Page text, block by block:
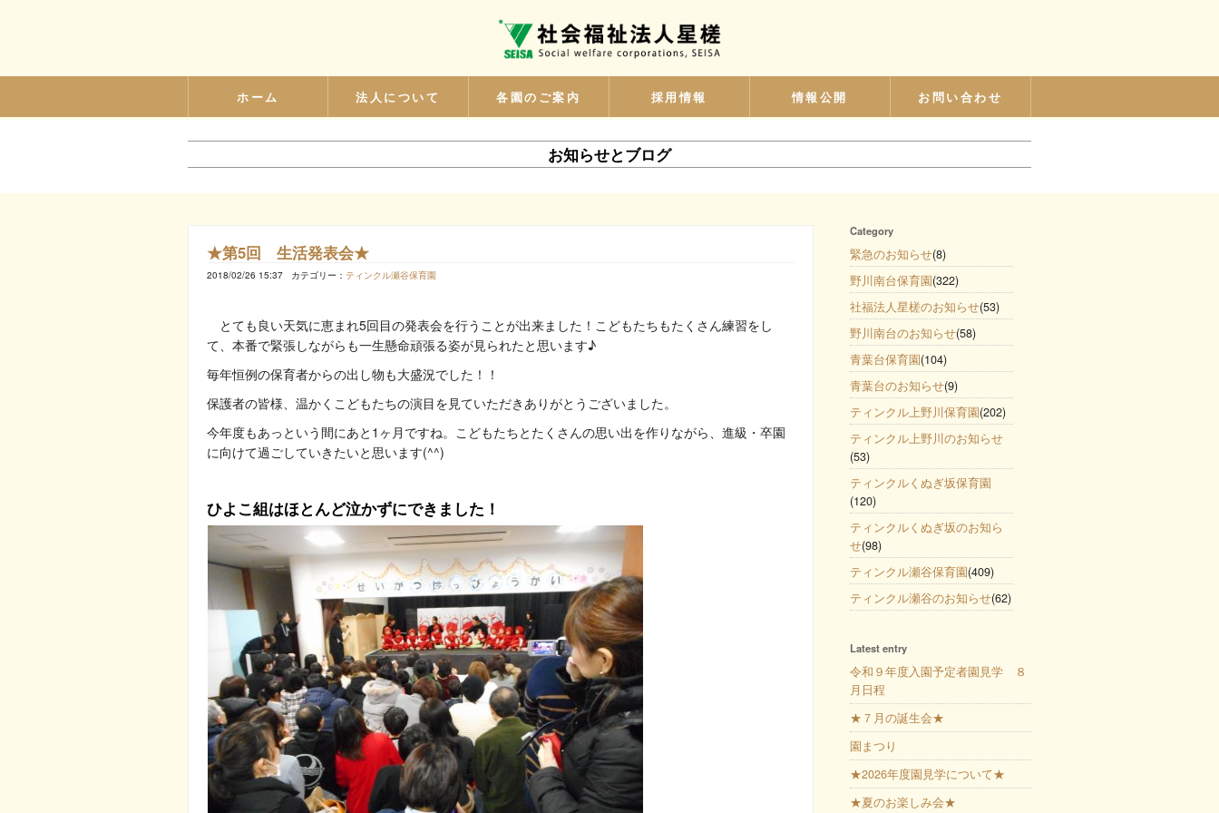
ホーム 法人について 各園のご案内 採用情報 情報公開 お問い合わせ
お知らせとブログ
★第5回 生活発表会★
2018/02/26 15:37 カテゴリー： ティンクル瀬谷保育園
とても良い天気に恵まれ5回目の発表会を行うことが出来ました！こどもたちもたくさん練習をし
て、本番で緊張しながらも一生懸命頑張る姿が見られたと思います♪
毎年恒例の保育者からの出し物も大盛況でした！！
保護者の皆様、温かくこどもたちの演目を見ていただきありがとうございました。
今年度もあっという間にあと1ヶ月ですね。こどもたちとたくさんの思い出を作りながら、進級・卒園
に向けて過ごしていきたいと思います(^^)
ひよこ組はほとんど泣かずにできました！
Category
緊急のお知らせ(8)
野川南台保育園(322)
社福法人星槎のお知らせ(53)
野川南台のお知らせ(58)
青葉台保育園(104)
青葉台のお知らせ(9)
ティンクル上野川保育園(202)
ティンクル上野川のお知らせ
(53)
ティンクルくぬぎ坂保育園
(120)
ティンクルくぬぎ坂のお知ら
せ(98)
ティンクル瀬谷保育園(409)
ティンクル瀬谷のお知らせ(62)
Latest entry
令和９年度入園予定者園見学 ８
月日程
★７月の誕生会★
園まつり
★2026年度園見学について★
★夏のお楽しみ会★